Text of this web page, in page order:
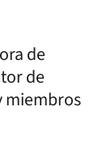
de
de
miembros